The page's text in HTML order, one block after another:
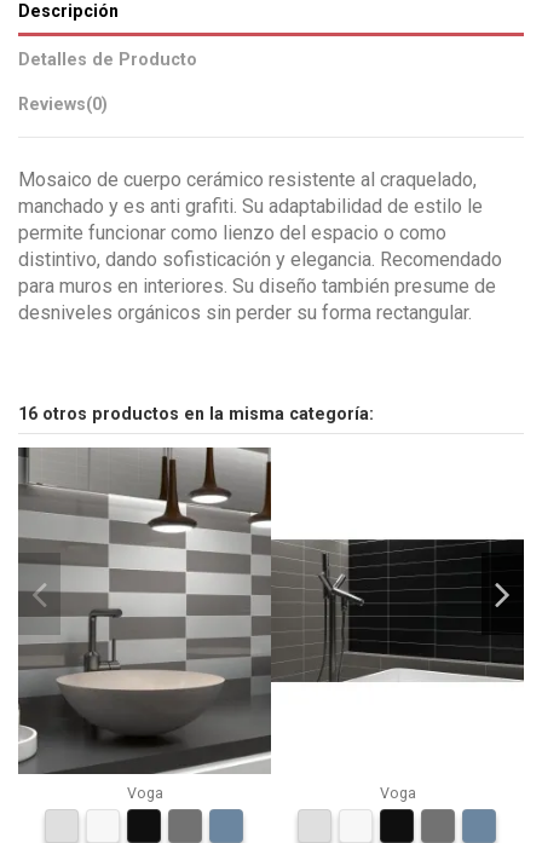
Descripción
Detalles de Producto
Reviews(0)
Mosaico de cuerpo cerámico resistente al craquelado,
manchado y es anti grafiti. Su adaptabilidad de estilo le
permite funcionar como lienzo del espacio o como
distintivo, dando sofisticación y elegancia. Recomendado
para muros en interiores. Su diseño también presume de
desniveles orgánicos sin perder su forma rectangular.
16 otros productos en la misma categoría:
Voga Voga